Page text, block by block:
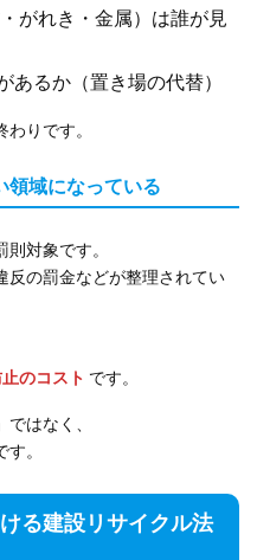
がれき・金属）は誰が見
あるか（置き場の代替）
りです。
領域になっている
対象です。
反の罰金などが整理されてい
のコスト です。
はなく、
。
る建設リサイクル法